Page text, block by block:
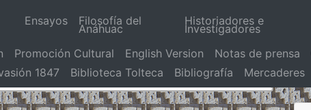
Ensayos Filosofía del
Anáhuac
Historiadores e
Investigadores
Promoción Cultural English Version Notas de prensa
1847
Biblioteca Tolteca Bibliografía Mercaderes